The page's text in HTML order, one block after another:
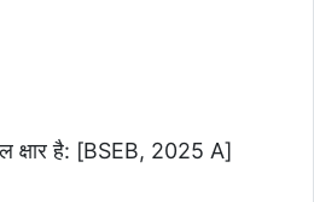
क्षार है: [BSEB, 2025 A]